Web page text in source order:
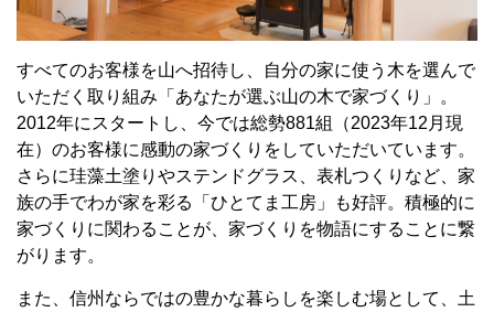
すべてのお客様を山へ招待し、自分の家に使う木を選んで
いただく取り組み「あなたが選ぶ山の木で家づくり」。
2012年にスタートし、今では総勢881組（2023年12月現
在）のお客様に感動の家づくりをしていただいています。
さらに珪藻土塗りやステンドグラス、表札つくりなど、家
族の手でわが家を彩る「ひとてま工房」も好評。積極的に
家づくりに関わることが、家づくりを物語にすることに繋
がります。
また、信州ならではの豊かな暮らしを楽しむ場として、土